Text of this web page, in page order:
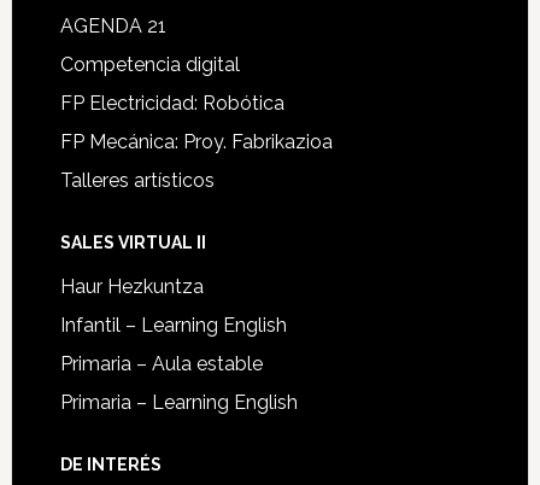
AGENDA 21
Competencia digital
FP Electricidad: Robótica
FP Mecánica: Proy. Fabrikazioa
Talleres artísticos
SALES VIRTUAL II
Haur Hezkuntza
Infantil – Learning English
Primaria – Aula estable
Primaria – Learning English
DE INTERÉS